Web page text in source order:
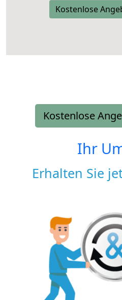
Kostenlose
Kostenlose
Ihr
Erhalten Sie